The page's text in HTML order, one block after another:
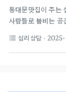
개인정보는 엄격히
우고 일상에서 실
주요 접근법으로는
동대문맛집이 주는
사람들로 붐비는 공
주변 소리와 냄새,
순간은 현재에 집
format_list_bulleted 심리상담 ·